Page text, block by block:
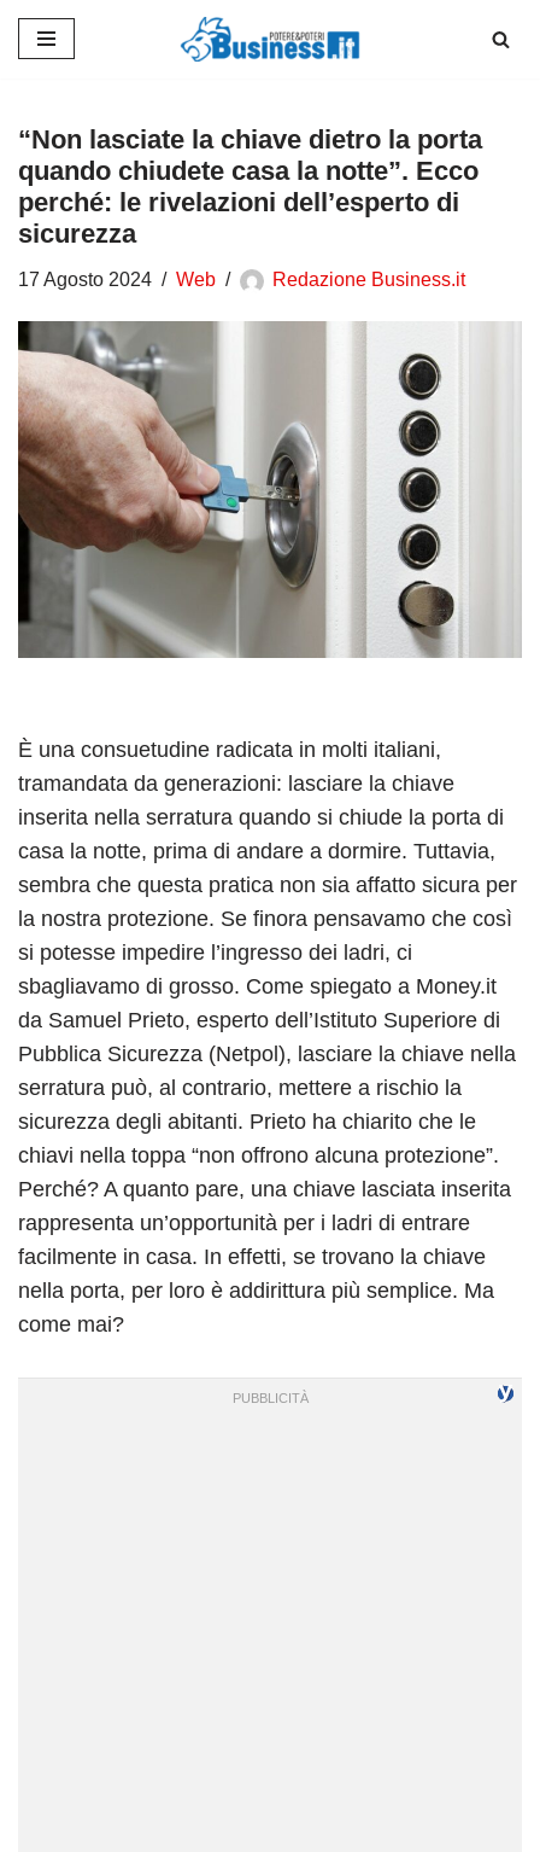
contenuto
“Non lasciate la chiave dietro la porta
quando chiudete casa la notte”. Ecco
perché: le rivelazioni dell’esperto di
sicurezza
17 Agosto 2024 Web Redazione Business.it
È una consuetudine radicata in molti italiani,
tramandata da generazioni: lasciare la chiave
inserita nella serratura quando si chiude la porta di
casa la notte, prima di andare a dormire. Tuttavia,
sembra che questa pratica non sia affatto sicura per
la nostra protezione. Se finora pensavamo che così
si potesse impedire l’ingresso dei ladri, ci
sbagliavamo di grosso. Come spiegato a Money.it
da Samuel Prieto, esperto dell’Istituto Superiore di
Pubblica Sicurezza (Netpol), lasciare la chiave nella
serratura può, al contrario, mettere a rischio la
sicurezza degli abitanti. Prieto ha chiarito che le
chiavi nella toppa “non offrono alcuna protezione”.
Perché? A quanto pare, una chiave lasciata inserita
rappresenta un’opportunità per i ladri di entrare
facilmente in casa. In effetti, se trovano la chiave
nella porta, per loro è addirittura più semplice. Ma
come mai?